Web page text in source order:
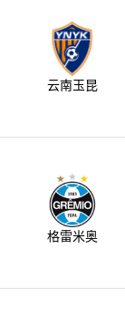
云南玉昆
格雷米奥